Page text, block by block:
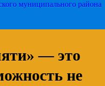
муниципального района
— это
не